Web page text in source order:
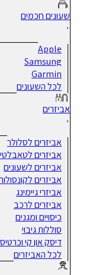
שעונים חכמים
Apple
Samsung
Garmin
לכל השעונים
אביזרים
אביזרים לסלולר
אביזרים לטאבלטים
אביזרים לשעונים
אביזרים לקונסולות
אביזרי גיימינג
אביזרים לרכב
כיסויים ומגנים
סוללות גיבוי
דיסק און קי וכרטיסי
לכל האביזרים